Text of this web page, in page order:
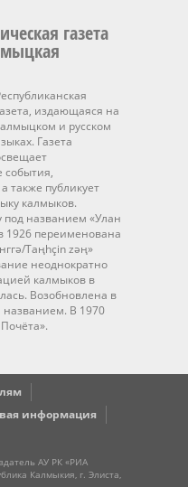
газета
издающаяся на
и русском
Газета
события,
также публикует
калмыков.
под названием «Улан
1926 переименована
Taңhçin zәң»
неоднократно
калмыков в
Возобновлена в
названием. В 1970
информация
АУ РК «РИА
Калмыкия, г. Элиста,